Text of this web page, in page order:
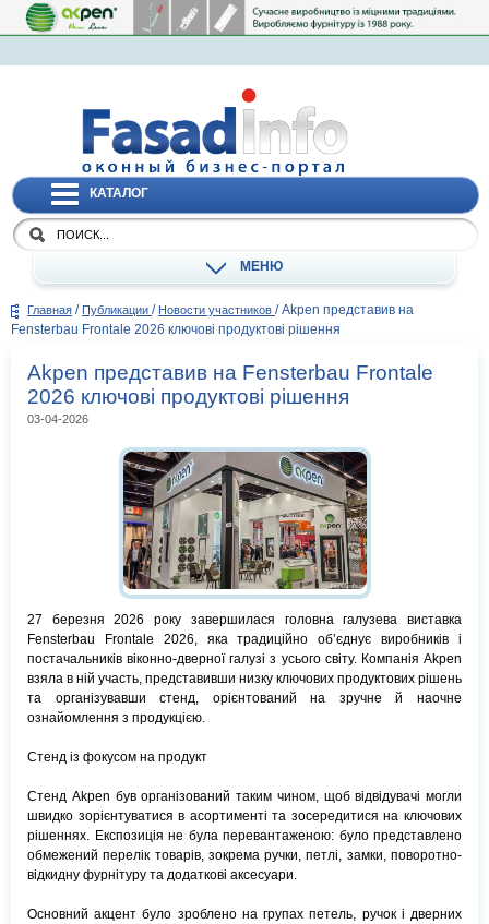
КАТАЛОГ
МЕНЮ
Главная / Публикации / Новости участников / Akpen представив на
Fensterbau Frontale 2026 ключові продуктові рішення
Akpen представив на Fensterbau Frontale
2026 ключові продуктові рішення
03-04-2026
27 березня 2026 року завершилася головна галузева виставка
Fensterbau Frontale 2026, яка традиційно об’єднує виробників і
постачальників віконно-дверної галузі з усього світу. Компанія Akpen
взяла в ній участь, представивши низку ключових продуктових рішень
та організувавши стенд, орієнтований на зручне й наочне
ознайомлення з продукцією.
Стенд із фокусом на продукт
Стенд Akpen був організований таким чином, щоб відвідувачі могли
швидко зорієнтуватися в асортименті та зосередитися на ключових
рішеннях. Експозиція не була перевантаженою: було представлено
обмежений перелік товарів, зокрема ручки, петлі, замки, поворотно-
відкидну фурнітуру та додаткові аксесуари.
Основний акцент було зроблено на групах петель, ручок і дверних